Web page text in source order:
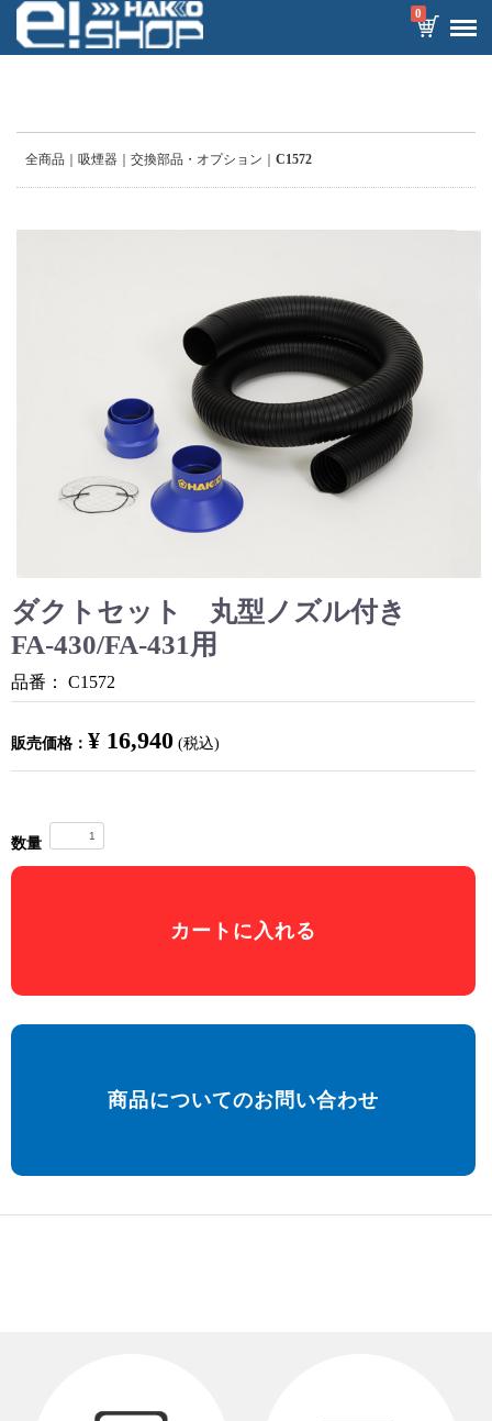
0
全商品 吸煙器 交換部品・オプション C1572
ダクトセット 丸型ノズル付き
FA-430/FA-431用
品番： C1572
販売価格： ¥ 16,940 (税込)
数量
カートに入れる
商品についてのお問い合わせ